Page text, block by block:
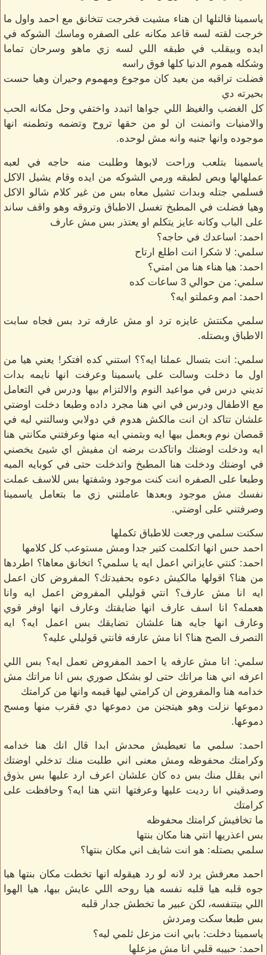
ياسمينا قالتلها ان هناء مشيت فخرجت تتخانق مع احمد واول ما
خرجت لقته لسه قاعد مكانه على الصفره وماسك الشوكه في
ايده وبيقلب في طبقه اللي لسه زي ماهو وسرحان تماما
وشكله هموم الدنيا كلها فوق راسه
فضلت تراقبه من بعيد كان موجوع ومهموم وحيران وهيا حست
بحيرته دي
كل الغضب والغيظ اللي جواها اتبدد واختفي وحل مكانه الحب
والامنيات واتمنت ان لو من حقها تروح وتضمه وتطمنه انها
موجوده وانها جنبه وانه مش لوحده.
ياسمينا بتلعب وراحت لابوها وطلبت منه حاجه في لعبه
عملهالها وبص لطبقه ورمي الشوكه من ايده وقام يشيل الاكل
فسلمي جتله وبدات تشيل معاه بس من غير كلام شالو الاكل
وهيا فضلت في المطبخ تغسل الاطباق وتروقه وهو واقف ساند
على الباب وكانه عايز يتكلم او يعتذر بس مش عارف
احمد: اساعدك في حاجه؟
سلمي: لا شكرا انت اطلع ارتاح
احمد: هيا هناء هنا من امتي؟
سلمي: من حوالي 3 ساعات كده
احمد: امم وعملتو ايه؟
سلمي مكنتش عايزه ترد او مش عارفه ترد بس فجاه سابت
الاطباق وبصتله.
سلمي: انت بتسال عملنا ايه؟؟ استني كده افتكر! يعني هيا من
اول ما دخلت وسالت على ياسمينا وعرفت انها نايمه بدات
تديني درس في مواعيد النوم والالتزام بيها ودرس في التعامل
مع الاطفال ودرس في اني هنا مجرد داده وطبعا دخلت اوضتي
علشان تتاكد ان انت مالكش هدوم في دولابي وسالتني ليه في
قمصان نوم وبعمل بيها ايه وبتمني ايه منها وعرفتني مكانتي هنا
ايه ودخلت اوضتك واتاكدت برضه ان مفيش اي شيئ يخصني
في اوضتك ودخلت هنا المطبخ واتدخلت حتى في كوبايه الميه
وطبعا على الصفره انت كنت موجود وشفتها بس للاسف عملت
نفسك مش موجود وبعدها عاملتني زي ما بتعامل ياسمينا
وصرفتني على اوضتي.
سكتت سلمي ورجعت للاطباق تكملها
احمد حس انها اتكلمت كتير جدا ومش مستوعب كل كلامها
احمد: كنتي عايزاني اعمل ايه يا سلمي؟ اتخانق معاها؟ اطردها
من هنا؟ اقولها مالكيش دعوه بحفيدتك؟ المفروض كان اعمل
ايه انا مش عارف؟ انتي قوليلي المفروض اعمل ايه وانا
هعمله؟ انا اسف عارف انها ضايقتك وعارف انها اوفر قوي
وعارف انها جايه هنا علشان تضايقك بس اعمل ايه؟ ايه
التصرف الصح هنا؟ انا مش عارفه فانتي قوليلي عليه؟
سلمي: انا مش عارفه يا احمد المفروض تعمل ايه؟ بس اللي
اعرفه اني هنا مراتك حتى لو بشكل صوري بس انا مراتك مش
خدامه هنا والمفروض ان كرامتي ليها قيمه وانها من كرامتك
دموعها نزلت وهو هيتجنن من دموعها دي فقرب منها ومسح
دموعها.
احمد: سلمي ما تعيطيش محدش ابدا قال انك هنا خدامه
وكرامتك محفوظه ومش معنى اني طلبت منك تدخلي اوضتك
اني بقلل منك بس ده كان علشان اعرف ارد عليها بس بذوق
وصدقيني انا رديت عليها وعرفتها انتي هنا ايه؟ وحافظت على
كرامتك
ما تخافيش كرامتك محفوظه
بس اعذريها انتي هنا مكان بنتها
سلمي بصتله: هو انت شايف اني مكان بنتها؟
احمد معرفش يرد لانه لو رد هيقوله انها تخطت مكان بنتها هيا
جوه قلبه هيا قلبه نفسه هيا روحه اللي عايش بيها، هيا الهوا
اللي بيتنفسه، لكن عبير ما تخطش جدار قلبه
بس طبعا سكت ومردش
ياسمينا دخلت: بابي انت مزعل ثلمي ليه؟
احمد: حبيبه قلبي انا مش مزعلها